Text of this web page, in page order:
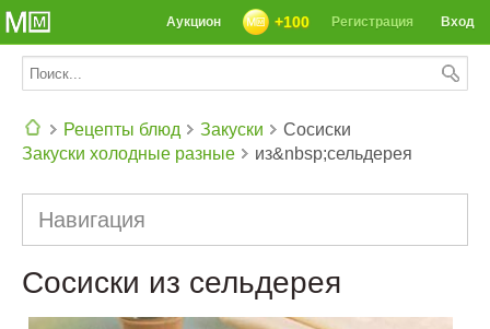
Вход
Регистрация
+100
Аукцион
Рецепты блюд
Закуски
Закуски холодные разные
Сосиски
из&nbsp;сельдерея
Навигация
Сосиски из сельдерея